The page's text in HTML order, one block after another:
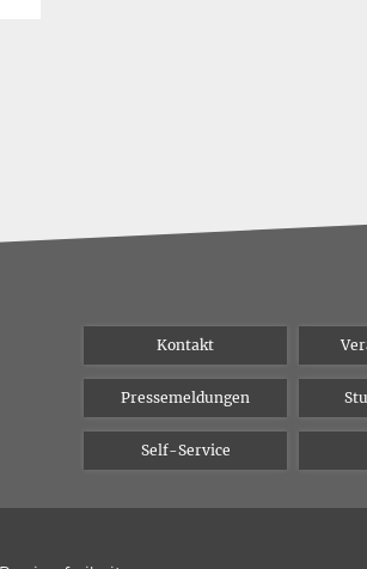
Kontakt
Pressemeldungen
Self-Service